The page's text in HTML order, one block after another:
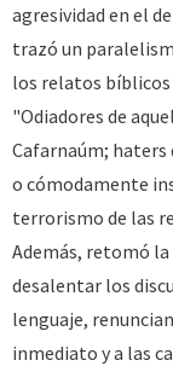
agresividad en el
trazó un
los relatos bíblicos
"Odiadores de
Cafarnaúm; haters
o cómodamente
terrorismo de las
Además, retomó
desalentar los
lenguaje,
inmediato y a las